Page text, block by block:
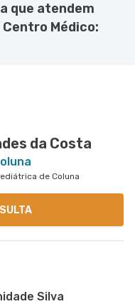
que atendem
Centro Médico:
da Costa
de Coluna
Silva